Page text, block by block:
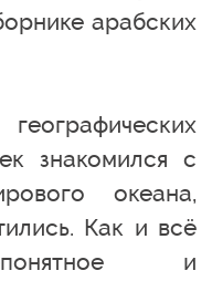
арабских
знакомился с
океана,
Как и всё
и